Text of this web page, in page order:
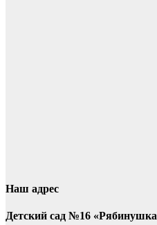
Наш адрес
Детский сад №16 «Рябинушка